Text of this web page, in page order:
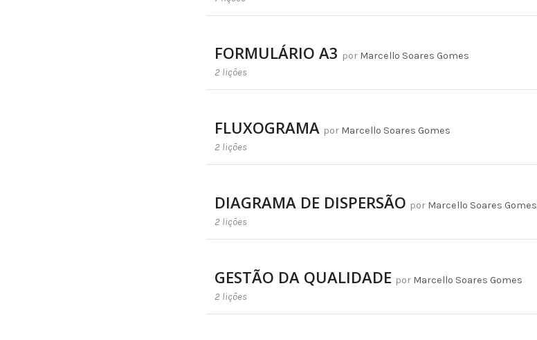
FORMULÁRIO A3 por Marcello Soares Gomes
2 lições
FLUXOGRAMA por Marcello Soares Gomes
2 lições
DIAGRAMA DE DISPERSÃO por Marcello Soares Gomes
2 lições
GESTÃO DA QUALIDADE por Marcello Soares Gomes
2 lições